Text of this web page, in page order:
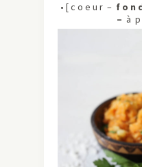
• [ c o e u r – f o n
– à p